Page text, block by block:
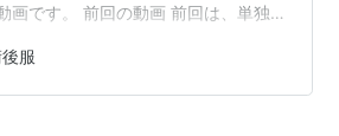
画です。 前回の動画 前回は、単独行
「お洋服着てるの～！」
術後服を全く気にしていないお転婆
服